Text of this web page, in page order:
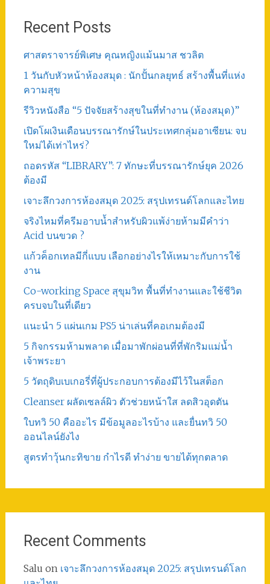
Recent Posts
ศาสตราจารย์พิเศษ คุณหญิงแม้นมาส ชวลิต
1 วันกับหัวหน้าห้องสมุด : นักปั้นกลยุทธ์ สร้างพื้นที่แห่ง
ความสุข
รีวิวหนังสือ “5 ปัจจัยสร้างสุขในที่ทำงาน (ห้องสมุด)”
เปิดโผเงินเดือนบรรณารักษ์ในประเทศกลุ่มอาเซียน: จบ
ใหม่ได้เท่าไหร่?
ถอดรหัส “LIBRARY”: 7 ทักษะที่บรรณารักษ์ยุค 2026
ต้องมี
เจาะลึกวงการห้องสมุด 2025: สรุปเทรนด์โลกและไทย
จริงไหมที่ครีมอาบน้ำสำหรับผิวแพ้ง่ายห้ามมีคำว่า
Acid บนขวด ?
แก้วค็อกเทลมีกี่แบบ เลือกอย่างไรให้เหมาะกับการใช้
งาน
Co-working Space สุขุมวิท พื้นที่ทำงานและใช้ชีวิต
ครบจบในที่เดียว
แนะนำ 5 แผ่นเกม PS5 น่าเล่นที่คอเกมต้องมี
5 กิจกรรมห้ามพลาด เมื่อมาพักผ่อนที่ที่พักริมแม่น้ำ
เจ้าพระยา
5 วัตถุดิบเบเกอรี่ที่ผู้ประกอบการต้องมีไว้ในสต็อก
Cleanser ผลัดเซลล์ผิว ตัวช่วยหน้าใส ลดสิวอุดตัน
ใบทวิ 50 คืออะไร มีข้อมูลอะไรบ้าง และยื่นทวิ 50
ออนไลน์ยังไง
สูตรทําวุ้นกะทิขาย กำไรดี ทำง่าย ขายได้ทุกตลาด
Recent Comments
Salu on เจาะลึกวงการห้องสมุด 2025: สรุปเทรนด์โลก